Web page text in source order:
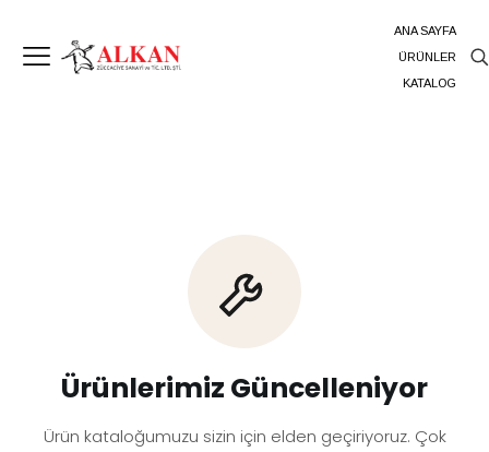
ANA SAYFA
ÜRÜNLER
KATALOG
Ürünlerimiz Güncelleniyor
Ürün kataloğumuzu sizin için elden geçiriyoruz. Çok